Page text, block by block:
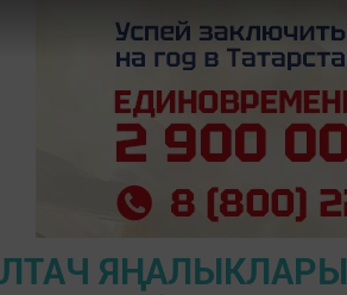
ЯҢАЛЫКЛАРЫ